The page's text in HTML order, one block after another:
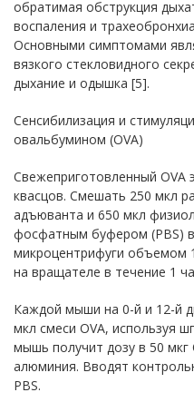
обратимая обструкция
воспаления и
Основными симптомами
вязкого стекловидного
дыхание и одышка [5].
Сенсибилизация и
овальбумином (OVA)
Cвежеприготовленный
квасцов. Смешать 250 мкл
адъюванта и 650 мкл
фосфатным буфером (PBS)
микроцентрифуги объемом
на вращателе в течение 1
Каждой мыши на 0-й и 12-й
мкл смеси OVA, используя
мышь получит дозу в 50 мкг
алюминия. Вводят
PBS.